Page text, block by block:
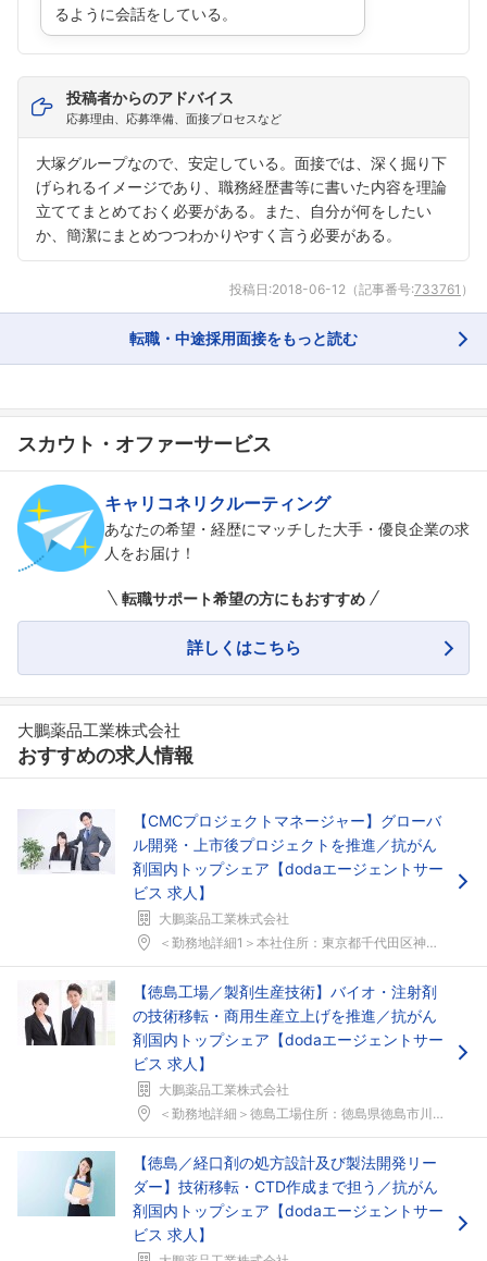
るように会話をしている。
投稿者からのアドバイス
応募理由、応募準備、面接プロセスなど
大塚グループなので、安定している。面接では、深く掘り下
げられるイメージであり、職務経歴書等に書いた内容を理論
立ててまとめておく必要がある。また、自分が何をしたい
か、簡潔にまとめつつわかりやすく言う必要がある。
投稿日:2018-06-12 （記事番号:733761 ）
転職・中途採用面接をもっと読む
スカウト・オファーサービス
キャリコネリクルーティング
あなたの希望・経歴にマッチした大手・優良企業の求
人をお届け！
転職サポート希望の方にもおすすめ
詳しくはこちら
大鵬薬品工業株式会社
おすすめの求人情報
【CMCプロジェクトマネージャー】グローバ
ル開発・上市後プロジェクトを推進／抗がん
剤国内トップシェア【dodaエージェントサー
ビス 求人】
大鵬薬品工業株式会社
＜勤務地詳細1＞本社住所：東京都千代田区神田錦町1...
【徳島工場／製剤生産技術】バイオ・注射剤
の技術移転・商用生産立上げを推進／抗がん
剤国内トップシェア【dodaエージェントサー
ビス 求人】
大鵬薬品工業株式会社
＜勤務地詳細＞徳島工場住所：徳島県徳島市川内町平石...
【徳島／経口剤の処方設計及び製法開発リー
ダー】技術移転・CTD作成まで担う／抗がん
剤国内トップシェア【dodaエージェントサー
ビス 求人】